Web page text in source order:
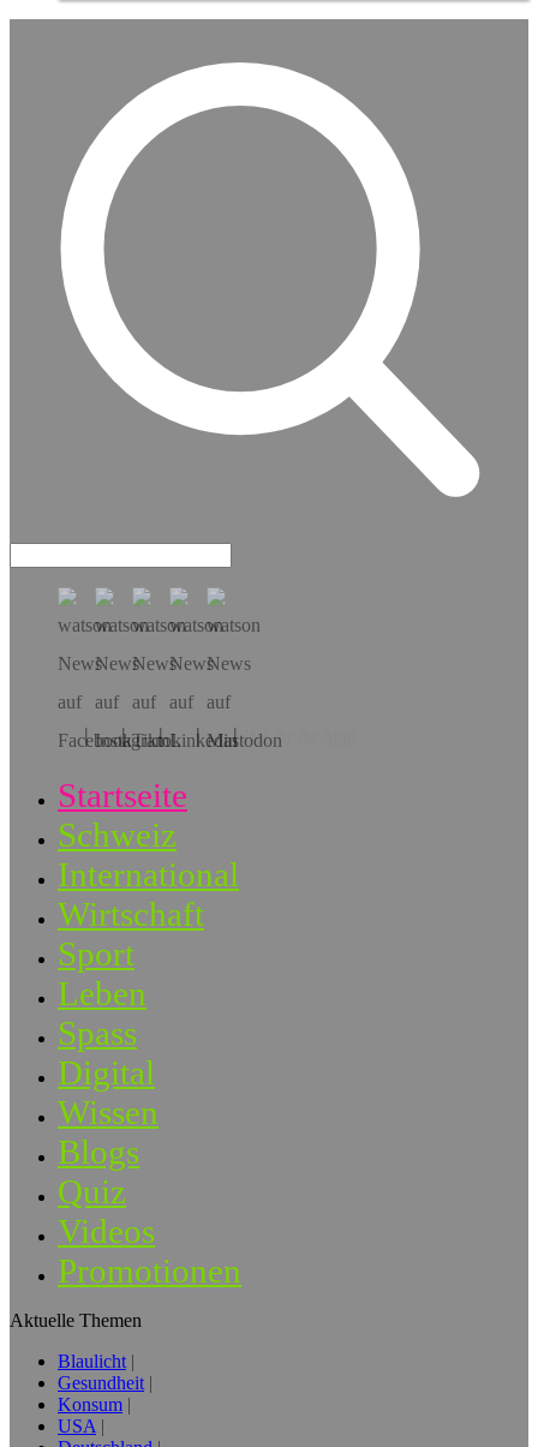
Hol dir die App!
Startseite
Schweiz
International
Wirtschaft
Sport
Leben
Spass
Digital
Wissen
Blogs
Quiz
Videos
Promotionen
Aktuelle Themen
Blaulicht
Gesundheit
Konsum
USA